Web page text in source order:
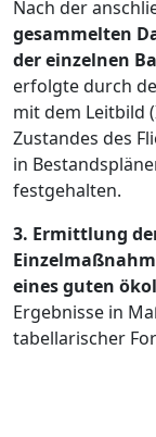
Nach der
gesammelten
der einzelnen
erfolgte durch
mit dem Leitbild
Zustandes des
in
festgehalten.
3. Ermittlung
eines guten
Ergebnisse in
tabellarischer